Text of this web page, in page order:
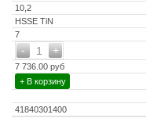
10,2
HSSE TiN
7
+
- 1
7 736.00 руб
+ В корзину
41840301400